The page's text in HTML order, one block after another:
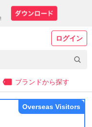
ログイン
ブランドから探す
Overseas Visitors